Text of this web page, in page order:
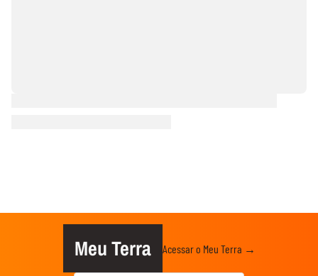
Meu Terra Acessar o Meu Terra →